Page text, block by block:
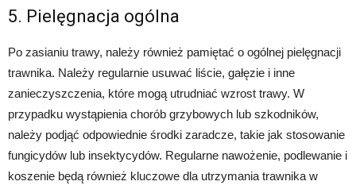
5. Pielęgnacja ogólna
Po zasianiu trawy, należy również pamiętać o ogólnej pielęgnacji
trawnika. Należy regularnie usuwać liście, gałęzie i inne
zanieczyszczenia, które mogą utrudniać wzrost trawy. W
przypadku wystąpienia chorób grzybowych lub szkodników,
należy podjąć odpowiednie środki zaradcze, takie jak stosowanie
fungicydów lub insektycydów. Regularne nawożenie, podlewanie i
koszenie będą również kluczowe dla utrzymania trawnika w